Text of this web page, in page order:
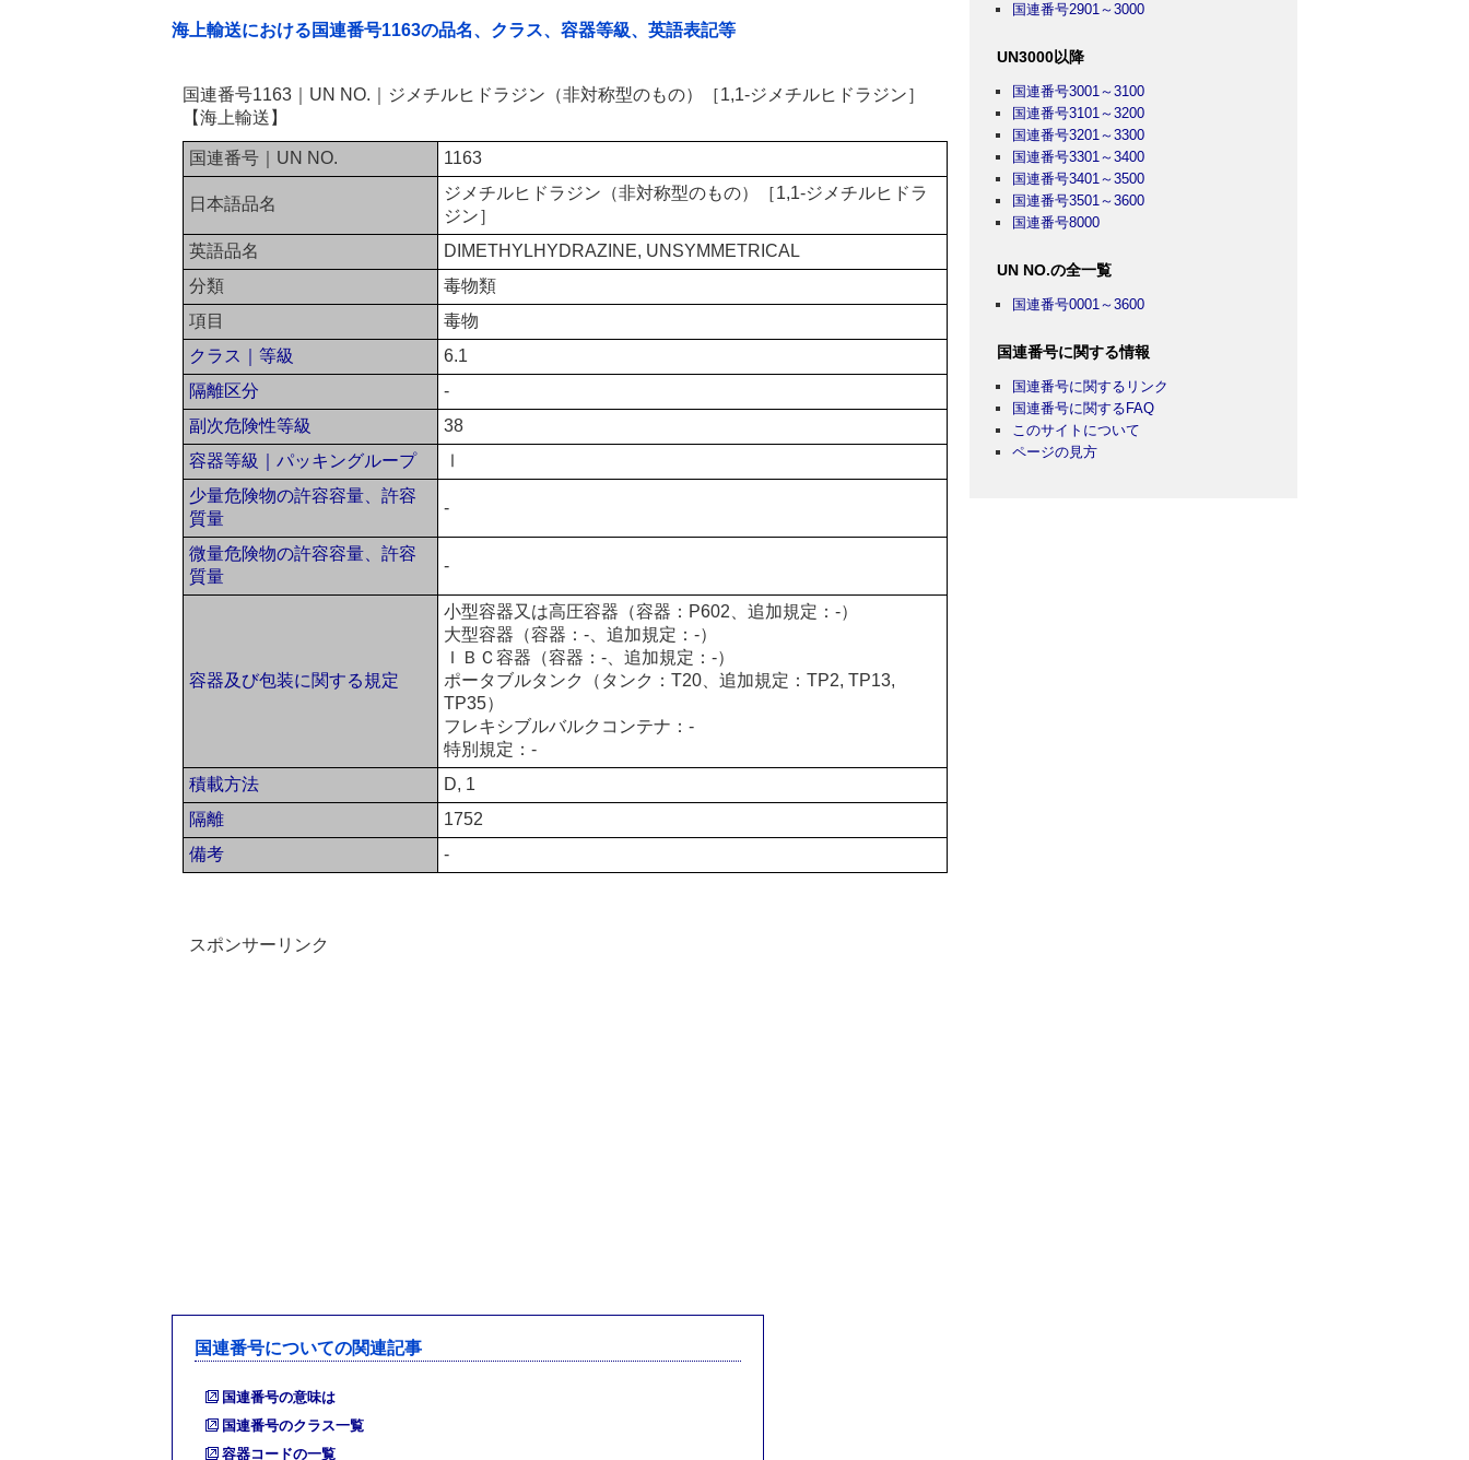
海上輸送における国連番号1163の品名、クラス、容器等級、英語表記等
国連番号1163｜UN NO.｜ジメチルヒドラジン（非対称型のもの）［1,1-ジメチルヒドラジン］
【海上輸送】
国連番号｜UN NO. 1163
日本語品名
ジメチルヒドラジン（非対称型のもの）［1,1-ジメチルヒドラ
ジン］
英語品名
DIMETHYLHYDRAZINE, UNSYMMETRICAL
分類
毒物類
項目
毒物
クラス｜等級
6.1
隔離区分
-
副次危険性等級
38
容器等級｜パッキングループ
Ⅰ
少量危険物の許容容量、許容
質量
-
微量危険物の許容容量、許容
質量
-
容器及び包装に関する規定
小型容器又は高圧容器（容器：P602、追加規定：-）
大型容器（容器：-、追加規定：-）
ＩＢＣ容器（容器：-、追加規定：-）
ポータブルタンク（タンク：T20、追加規定：TP2, TP13,
TP35）
フレキシブルバルクコンテナ：-
特別規定：-
積載方法
D, 1
隔離
1752
備考
-
スポンサーリンク
国連番号についての関連記事
国連番号の意味は
国連番号のクラス一覧
容器コードの一覧
国連番号2901～3000
UN3000以降
国連番号3001～3100
国連番号3101～3200
国連番号3201～3300
国連番号3301～3400
国連番号3401～3500
国連番号3501～3600
国連番号8000
UN NO.の全一覧
国連番号0001～3600
国連番号に関する情報
国連番号に関するリンク
国連番号に関するFAQ
このサイトについて
ページの見方